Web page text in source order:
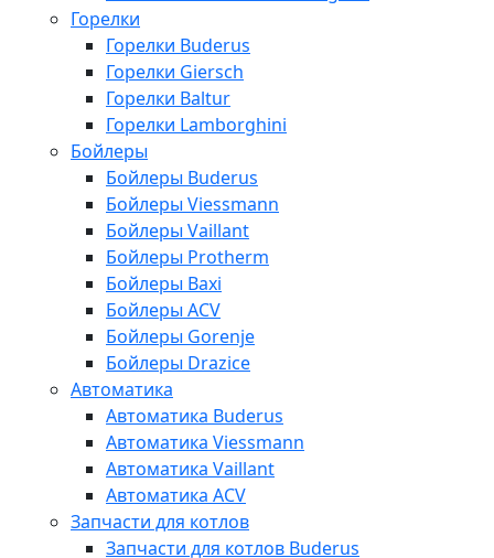
Горелки
Горелки Buderus
Горелки Giersch
Горелки Baltur
Горелки Lamborghini
Бойлеры
Бойлеры Buderus
Бойлеры Viessmann
Бойлеры Vaillant
Бойлеры Protherm
Бойлеры Baxi
Бойлеры ACV
Бойлеры Gorenje
Бойлеры Drazice
Автоматика
Автоматика Buderus
Автоматика Viessmann
Автоматика Vaillant
Автоматика ACV
Запчасти для котлов
Запчасти для котлов Buderus